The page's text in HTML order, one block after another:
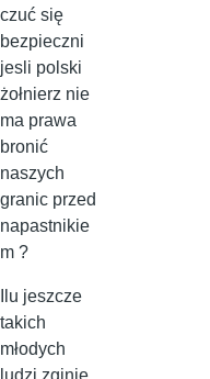
czuć się
bezpieczni
jesli polski
żołnierz nie
ma prawa
bronić
naszych
granic przed
napastnikie
m ?
Ilu jeszcze
takich
młodych